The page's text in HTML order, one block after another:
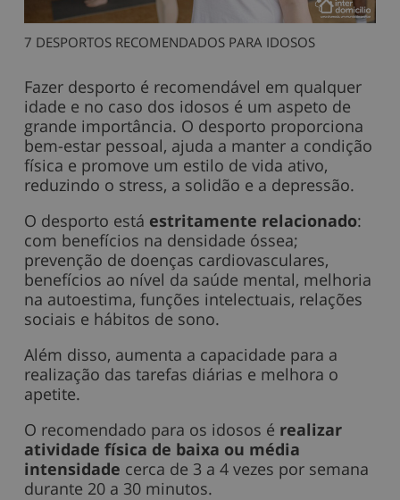
7 DESPORTOS RECOMENDADOS PARA IDOSOS
Fazer desporto é recomendável em qualquer
idade e no caso dos idosos é um aspeto de
grande importância. O desporto proporciona
bem-estar pessoal, ajuda a manter a condição
física e promove um estilo de vida ativo,
reduzindo o stress, a solidão e a depressão.
O desporto está estritamente relacionado:
com benefícios na densidade óssea;
prevenção de doenças cardiovasculares,
benefícios ao nível da saúde mental, melhoria
na autoestima, funções intelectuais, relações
sociais e hábitos de sono.
Além disso, aumenta a capacidade para a
realização das tarefas diárias e melhora o
apetite.
O recomendado para os idosos é realizar
atividade física de baixa ou média
intensidade cerca de 3 a 4 vezes por semana
durante 20 a 30 minutos.